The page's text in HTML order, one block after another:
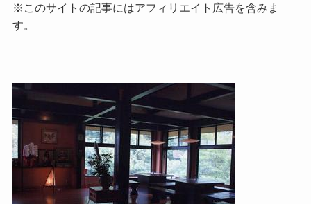
※このサイトの記事にはアフィリエイト広告を含みま
す。